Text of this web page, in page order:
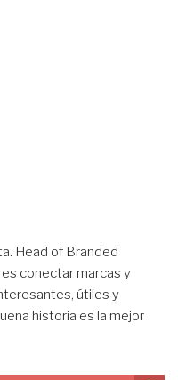
Head of Branded
conectar marcas y
útiles y
historia es la mejor